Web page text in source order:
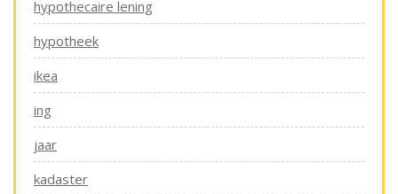
hypothecaire lening
hypotheek
ikea
ing
jaar
kadaster